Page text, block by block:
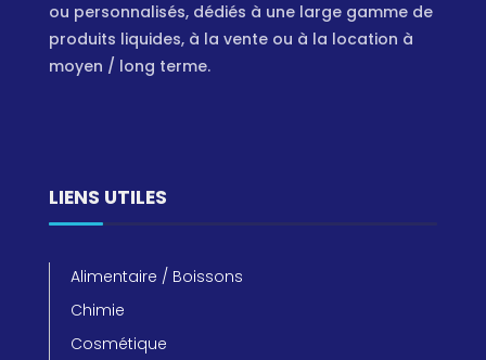
ou personnalisés, dédiés à une large gamme de
produits liquides, à la vente ou à la location à
moyen / long terme.
LIENS UTILES
Alimentaire / Boissons
Chimie
Cosmétique